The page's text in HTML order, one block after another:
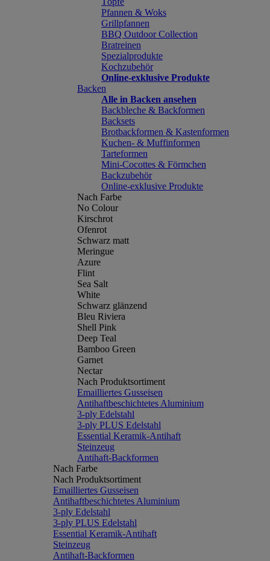
Pfannen & Woks
Grillpfannen
BBQ Outdoor Collection
Bratreinen
Spezialprodukte
Kochzubehör
Online-exklusive Produkte
Backen
Alle in Backen ansehen
Backbleche & Backformen
Backsets
Brotbackformen & Kastenformen
Kuchen- & Muffinformen
Tarteformen
Mini-Cocottes & Förmchen
Backzubehör
Online-exklusive Produkte
Nach Farbe
No Colour
Kirschrot
Ofenrot
Schwarz matt
Meringue
Azure
Flint
Sea Salt
White
Schwarz glänzend
Bleu Riviera
Shell Pink
Deep Teal
Bamboo Green
Garnet
Nectar
Nach Produktsortiment
Emailliertes Gusseisen
Antihaftbeschichtetes Aluminium
3-ply Edelstahl
3-ply PLUS Edelstahl
Essential Keramik-Antihaft
Steinzeug
Antihaft-Backformen
Nach Farbe
Nach Produktsortiment
Emailliertes Gusseisen
Antihaftbeschichtetes Aluminium
3-ply Edelstahl
3-ply PLUS Edelstahl
Essential Keramik-Antihaft
Steinzeug
Antihaft-Backformen